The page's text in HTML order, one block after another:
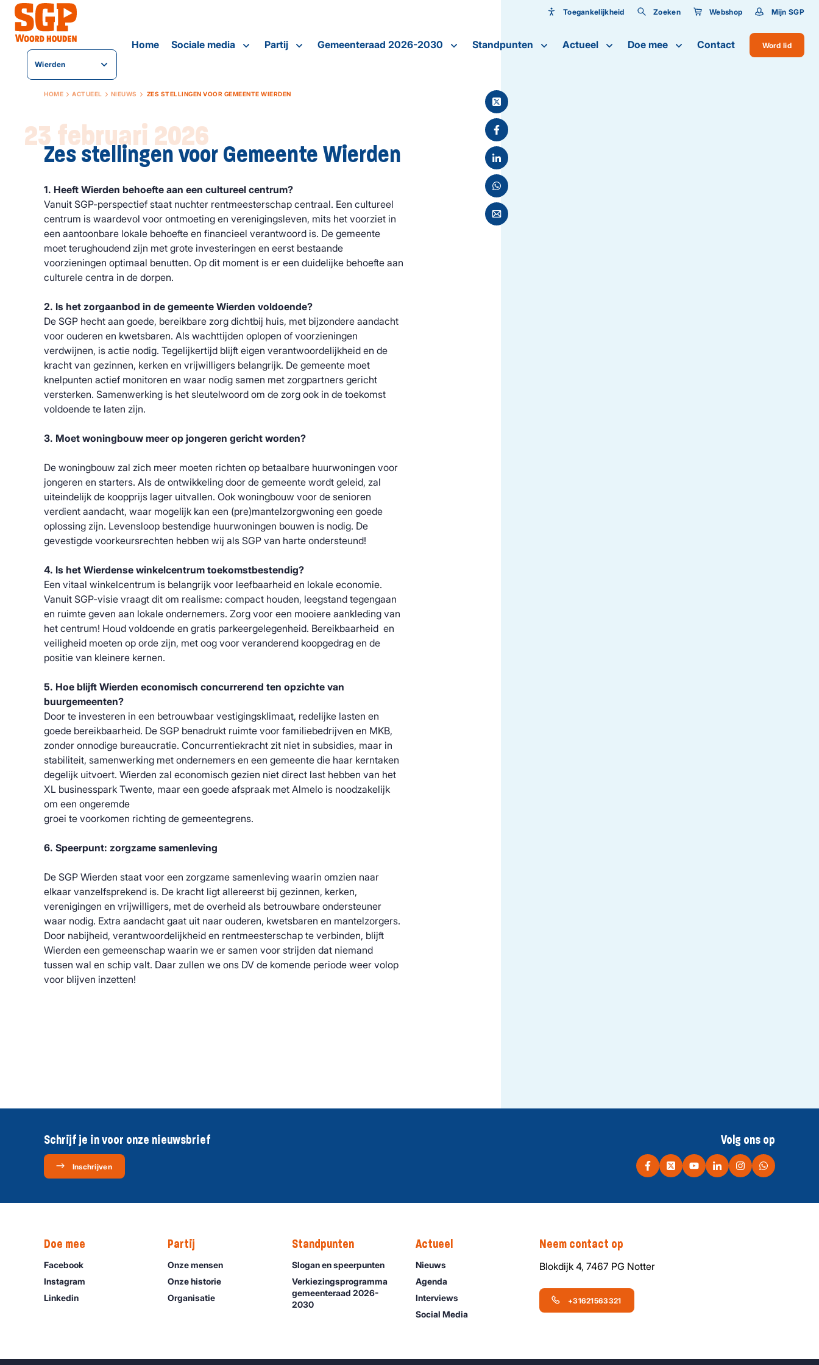
Toegankelijkheid Zoeken Webshop Mijn SGP
Wierden
Word lid
Home Sociale media Partij Gemeenteraad 2026-2030 Standpunten Actueel Doe mee Contact
HOME ACTUEEL NIEUWS ZES STELLINGEN VOOR GEMEENTE WIERDEN
23 februari 2026
Zes stellingen voor Gemeente Wierden
1. Heeft Wierden behoefte aan een cultureel centrum?
Vanuit SGP-perspectief staat nuchter rentmeesterschap centraal. Een cultureel
centrum is waardevol voor ontmoeting en verenigingsleven, mits het voorziet in
een aantoonbare lokale behoefte en financieel verantwoord is. De gemeente
moet terughoudend zijn met grote investeringen en eerst bestaande
voorzieningen optimaal benutten. Op dit moment is er een duidelijke behoefte aan
culturele centra in de dorpen.
2. Is het zorgaanbod in de gemeente Wierden voldoende?
De SGP hecht aan goede, bereikbare zorg dichtbij huis, met bijzondere aandacht
voor ouderen en kwetsbaren. Als wachttijden oplopen of voorzieningen
verdwijnen, is actie nodig. Tegelijkertijd blijft eigen verantwoordelijkheid en de
kracht van gezinnen, kerken en vrijwilligers belangrijk. De gemeente moet
knelpunten actief monitoren en waar nodig samen met zorgpartners gericht
versterken. Samenwerking is het sleutelwoord om de zorg ook in de toekomst
voldoende te laten zijn.
3. Moet woningbouw meer op jongeren gericht worden?
De woningbouw zal zich meer moeten richten op betaalbare huurwoningen voor
jongeren en starters. Als de ontwikkeling door de gemeente wordt geleid, zal
uiteindelijk de koopprijs lager uitvallen. Ook woningbouw voor de senioren
verdient aandacht, waar mogelijk kan een (pre)mantelzorgwoning een goede
oplossing zijn. Levensloop bestendige huurwoningen bouwen is nodig. De
gevestigde voorkeursrechten hebben wij als SGP van harte ondersteund!
4. Is het Wierdense winkelcentrum toekomstbestendig?
Een vitaal winkelcentrum is belangrijk voor leefbaarheid en lokale economie.
Vanuit SGP-visie vraagt dit om realisme: compact houden, leegstand tegengaan
en ruimte geven aan lokale ondernemers. Zorg voor een mooiere aankleding van
het centrum! Houd voldoende en gratis parkeergelegenheid. Bereikbaarheid en
veiligheid moeten op orde zijn, met oog voor veranderend koopgedrag en de
positie van kleinere kernen.
5. Hoe blijft Wierden economisch concurrerend ten opzichte van
buurgemeenten?
Door te investeren in een betrouwbaar vestigingsklimaat, redelijke lasten en
goede bereikbaarheid. De SGP benadrukt ruimte voor familiebedrijven en MKB,
zonder onnodige bureaucratie. Concurrentiekracht zit niet in subsidies, maar in
stabiliteit, samenwerking met ondernemers en een gemeente die haar kerntaken
degelijk uitvoert. Wierden zal economisch gezien niet direct last hebben van het
XL businesspark Twente, maar een goede afspraak met Almelo is noodzakelijk
om een ongeremde
groei te voorkomen richting de gemeentegrens.
6. Speerpunt: zorgzame samenleving
De SGP Wierden staat voor een zorgzame samenleving waarin omzien naar
elkaar vanzelfsprekend is. De kracht ligt allereerst bij gezinnen, kerken,
verenigingen en vrijwilligers, met de overheid als betrouwbare ondersteuner
waar nodig. Extra aandacht gaat uit naar ouderen, kwetsbaren en mantelzorgers.
Door nabijheid, verantwoordelijkheid en rentmeesterschap te verbinden, blijft
Wierden een gemeenschap waarin we er samen voor strijden dat niemand
tussen wal en schip valt. Daar zullen we ons DV de komende periode weer volop
voor blijven inzetten!
Schrijf je in voor onze nieuwsbrief
Inschrijven
Volg ons op
Doe mee
Facebook
Instagram
Linkedin
Partij
Onze mensen
Onze historie
Organisatie
Standpunten
Slogan en speerpunten
Verkiezingsprogramma
gemeenteraad 2026-
2030
Actueel
Nieuws
Agenda
Interviews
Social Media
Neem contact op
Blokdijk 4, 7467 PG Notter
+31621563321